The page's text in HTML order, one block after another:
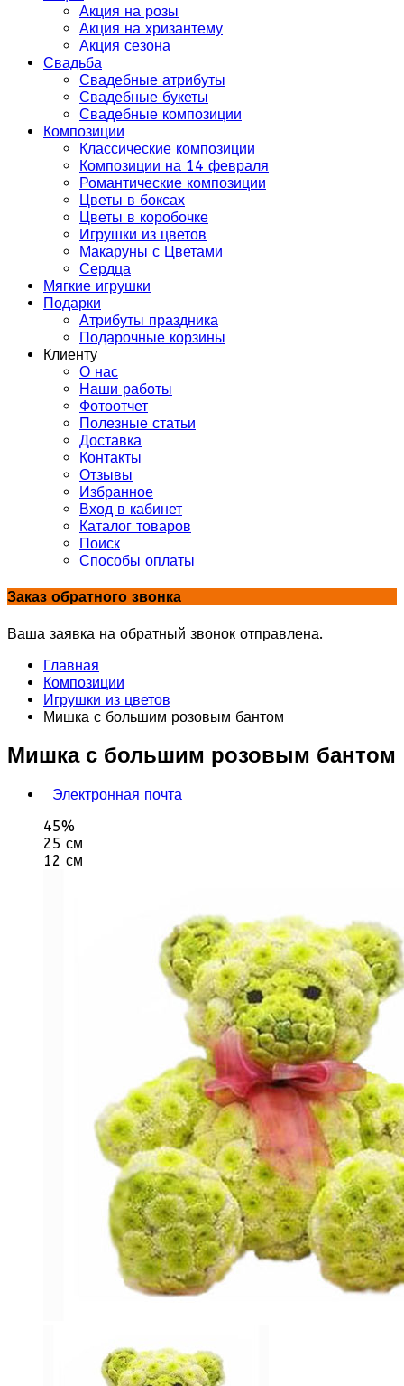
Акция на розы
Акция на хризантему
Акция сезона
Свадьба
Свадебные атрибуты
Свадебные букеты
Свадебные композиции
Композиции
Классические композиции
Композиции на 14 февраля
Романтические композиции
Цветы в боксах
Цветы в коробочке
Игрушки из цветов
Макаруны с Цветами
Сердца
Мягкие игрушки
Подарки
Атрибуты праздника
Подарочные корзины
Клиенту
О нас
Наши работы
Фотоотчет
Полезные статьи
Доставка
Контакты
Отзывы
Избранное
Вход в кабинет
Каталог товаров
Поиск
Способы оплаты
Заказ обратного звонка
Ваша заявка на обратный звонок отправлена.
Главная
Композиции
Игрушки из цветов
Мишка с большим розовым бантом
Мишка с большим розовым бантом
Электронная почта
45%
25 см
12 см